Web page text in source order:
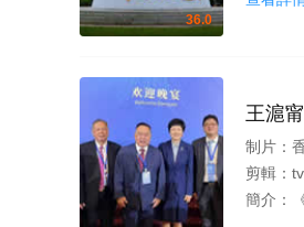
36.0
王滬
制片：
剪輯：
簡介：